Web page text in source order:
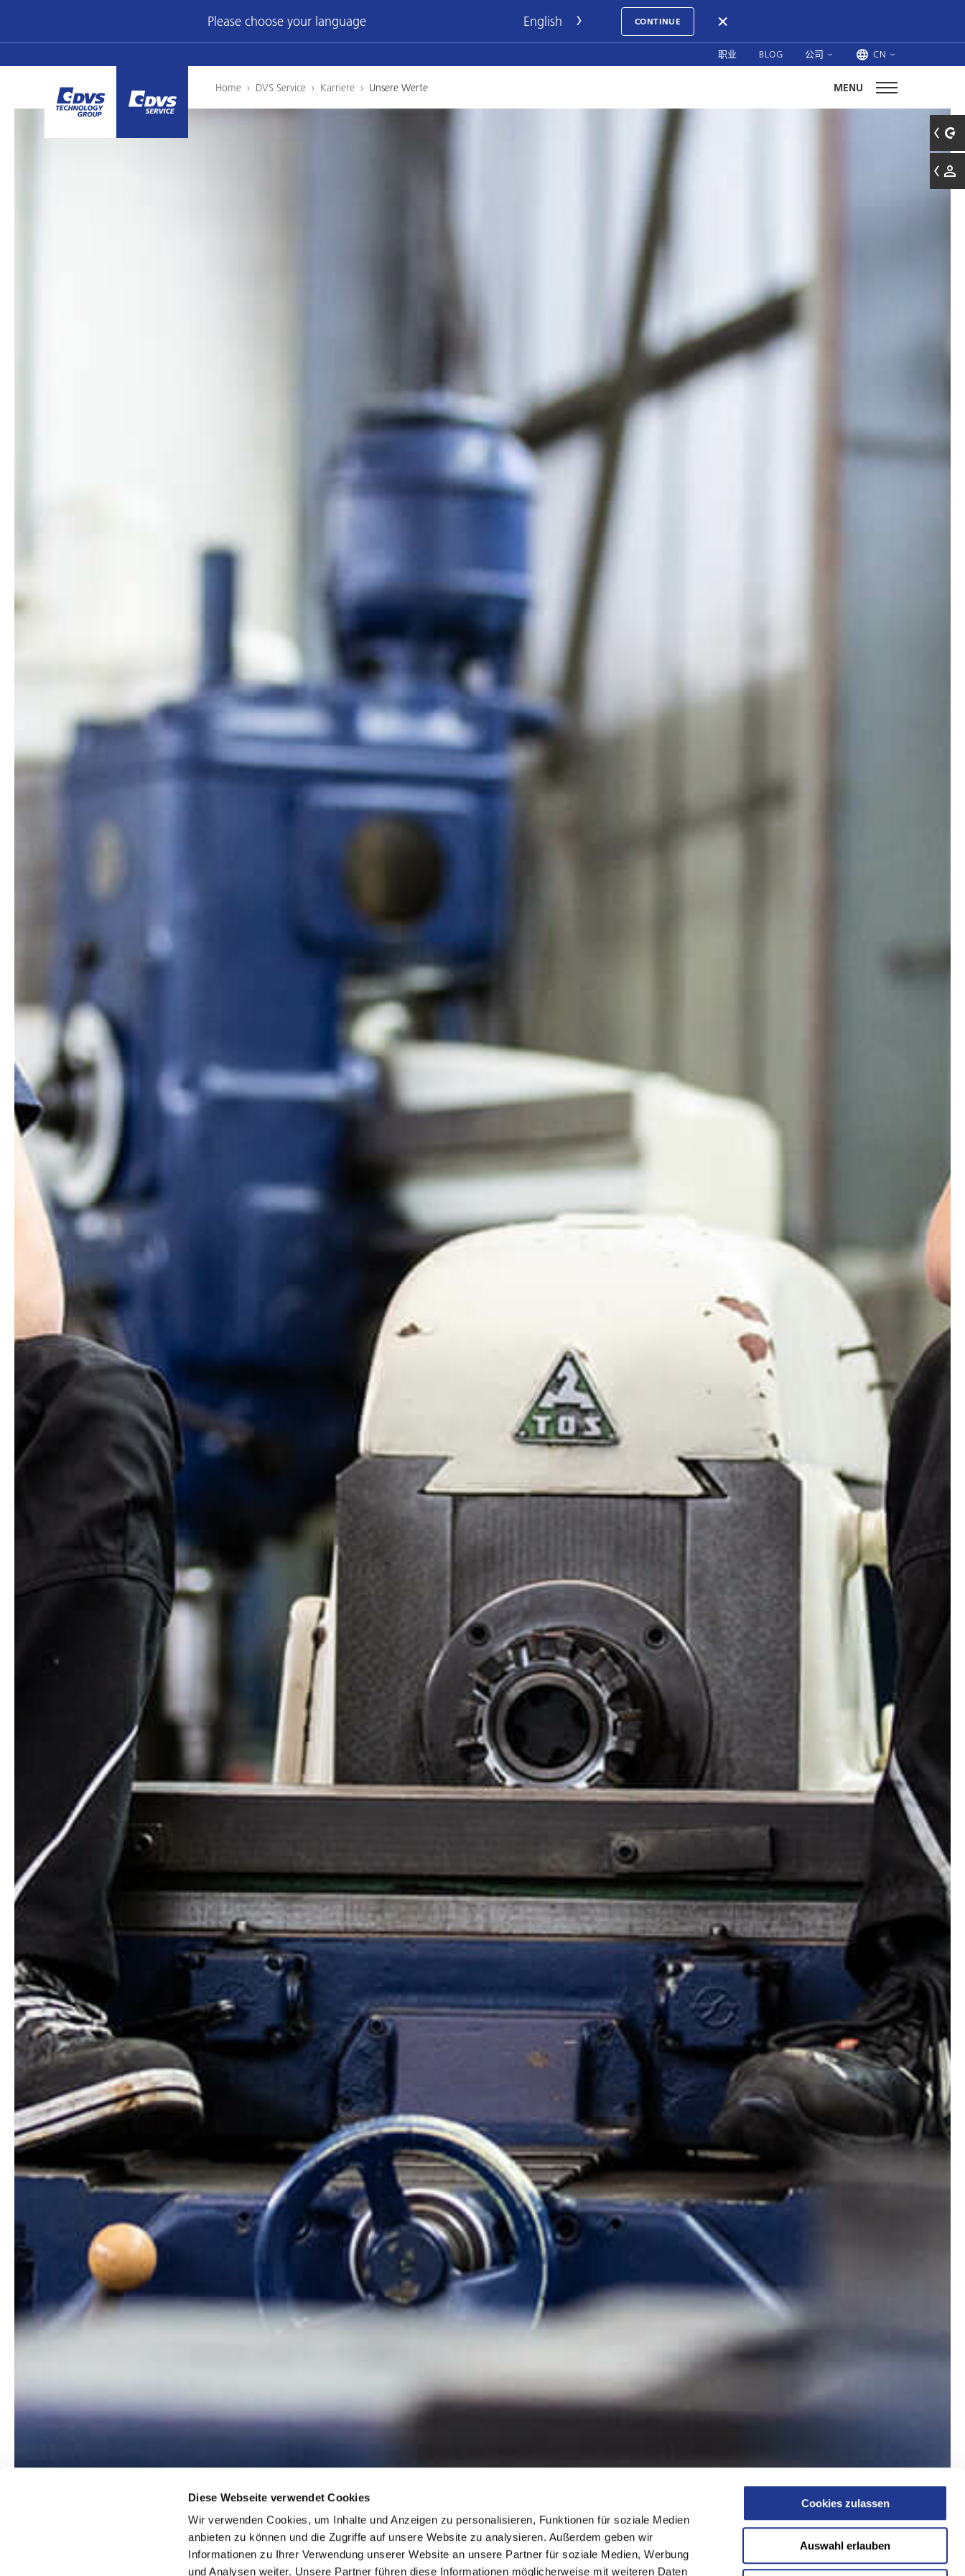
Diese Webseite verwendet Cookies
Wir verwenden Cookies, um Inhalte und Anzeigen zu personalisieren, Funktionen für soziale Medien
anbieten zu können und die Zugriffe auf unsere Website zu analysieren. Außerdem geben wir
Informationen zu Ihrer Verwendung unserer Website an unsere Partner für soziale Medien, Werbung
und Analysen weiter. Unsere Partner führen diese Informationen möglicherweise mit weiteren Daten
Cookies zulassen
Auswahl erlauben
Please choose your language CONTINUE
职业 BLOG 公司 CN
Home › DVS Service › Karriere › Unsere Werte MENU